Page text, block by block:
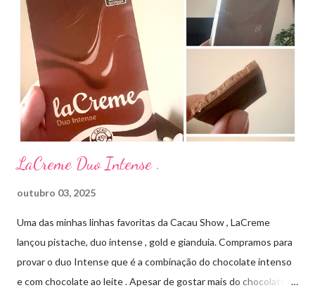
antibiótico de amplo espectro produzido por uma cepa de
Streptomyces erythraeus. É básico e forma rapidamente sais
com os ácidos. Forma farmacêutica e Apresentação ILOSONE
TÓPICO SOLUÇÃO é apresentado sob a forma líquida em
frascos de 120 ml. USO PEDIÁTRICO E ADULTO. Composição
Cada ml contém: Eritromicina base 20 mg Excipientes q.s....
LaCreme Duo Intense .
outubro 03, 2025
Uma das minhas linhas favoritas da Cacau Show , LaCreme
lançou pistache, duo intense , gold e gianduia. Compramos para
provar o duo Intense que é a combinação do chocolate intenso
e com chocolate ao leite . Apesar de gostar mais do chocolate